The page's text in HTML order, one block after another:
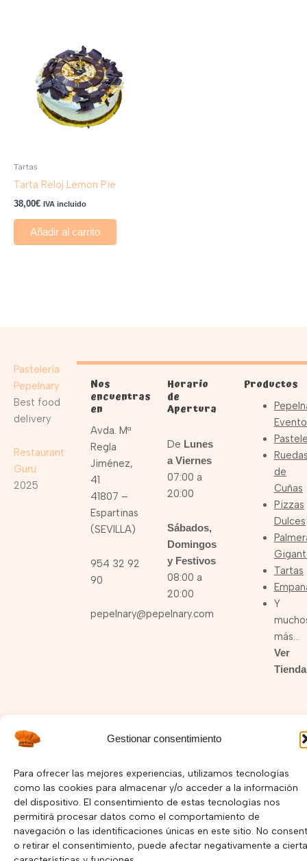
Gestionar consentimiento
Para ofrecer las mejores experiencias, utilizamos tecnologías
como las cookies para almacenar y/o acceder a la información
del dispositivo. El consentimiento de estas tecnologías nos
permitirá procesar datos como el comportamiento de
navegación o las identificaciones únicas en este sitio. No
o retirar el consentimiento, puede afectar negativamente a
Tartas
Tarta Reloj Lemon Pie
38,00€ IVA incluido
Añadir al carrito
Pastelería
Pepelnary
Best food
delivery
Restaurant
Guru
2025
Nos
encuentras
en
Avda. Mª
Regla
Jiménez,
41
41807 –
Espartinas
(SEVILLA)
954 32 92
90
pepelnary@pepelnary.com
Horario
de
Apertura
De Lunes
a Viernes
07:00 a
20:00
Sábados,
Domingos
y Festivos
08:00 a
20:00
Productos
de
Cuñas
Pizzas
Dulces
Tartas
Y
más…
Ver
Tienda
I
t
a
g
r
a
m
F
e
b
o
o
k
Y
t
u
b
e
Copyright © 2025 Pepelnary.com | Página Web hecha por
Mayorga Marketing